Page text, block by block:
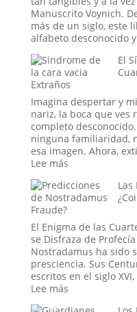
Manuscrito Voynich.
más de un siglo, este
alfabeto desconocido
El
Extraños
Imagina despertar y
nariz, la boca que ves
completo
ninguna familiaridad,
esa imagen. Ahora,
Lee más:
Síndrome
de
«Cara
Vacía»:
Cuando
el
Mundo
se
Fraude?
El Enigma de las
se Disfraza de
Nostradamus ha sido
presciencia. Sus
escritos en el siglo
Lee más: